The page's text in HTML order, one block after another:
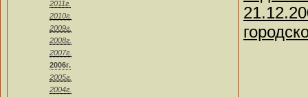
2011г.
2010г.
2009г.
2008г.
2007г.
2006г.
2005г.
2004г.